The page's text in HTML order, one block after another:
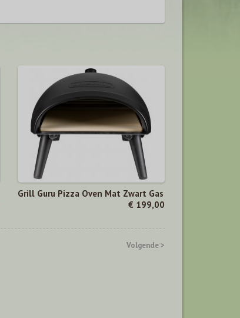
Grill Guru Pizza Oven Mat Zwart Gas
€ 199,00
Volgende >